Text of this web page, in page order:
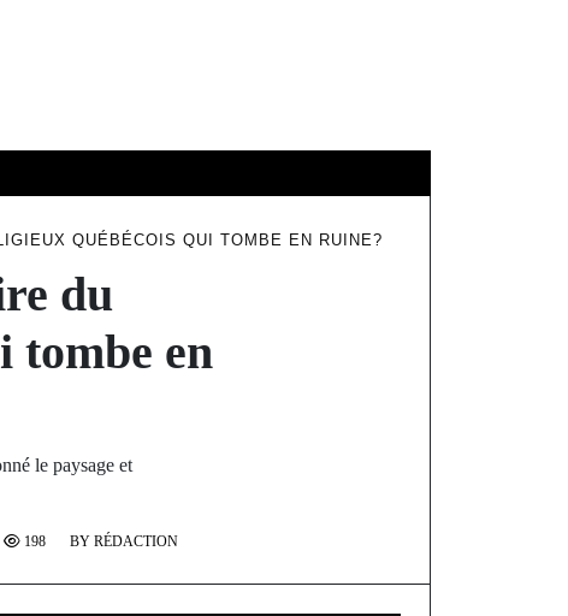
QUÉBÉCOIS QUI TOMBE EN RUINE?
du
tombe en
le paysage et
BY RÉDACTION
198